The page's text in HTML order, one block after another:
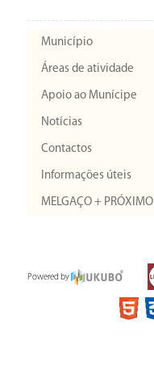
Município
Áreas de atividade
Apoio ao Munícipe
Notícias
Contactos
Informações úteis
MELGAÇO + PRÓXIMO
Powered by